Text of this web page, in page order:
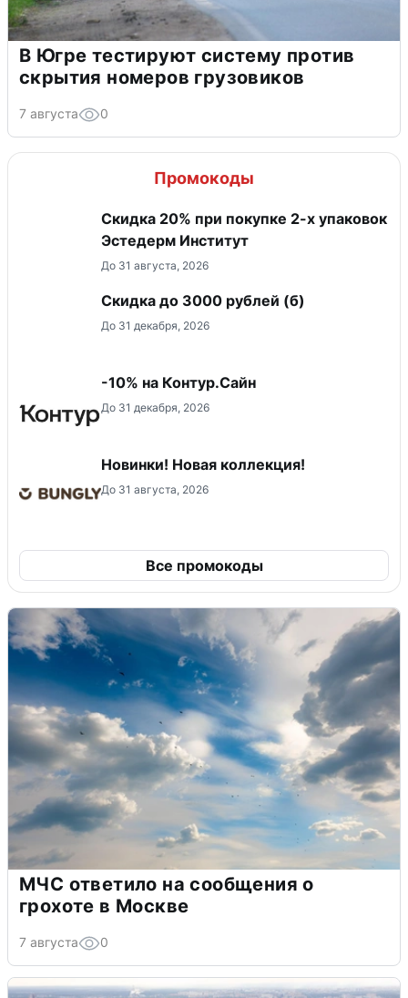
В Югре тестируют систему против
скрытия номеров грузовиков
7 августа 0
Промокоды
Скидка 20% при покупке 2-х упаковок
Эстедерм Институт
До 31 августа, 2026
Скидка до 3000 рублей (б)
До 31 декабря, 2026
-10% на Контур.Сайн
До 31 декабря, 2026
Новинки! Новая коллекция!
До 31 августа, 2026
Все промокоды
МЧС ответило на сообщения о
грохоте в Москве
7 августа 0